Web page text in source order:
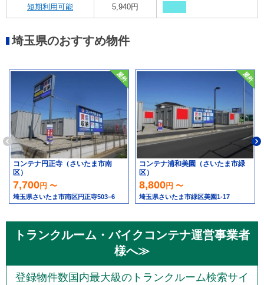
短期利用可能 5,940円
埼玉県のおすすめ物件
コンテナ円正寺（さいたま市南
区）
7,700円 〜
埼玉県さいたま市南区円正寺503−6
コンテナ浦和美園（さいたま市緑
区）
8,800円 〜
埼玉県さいたま市緑区美園1-17
トランクルーム・バイクコンテナ運営事業者
様へ≫
登録物件数国内最大級のトランクルーム検索サイ